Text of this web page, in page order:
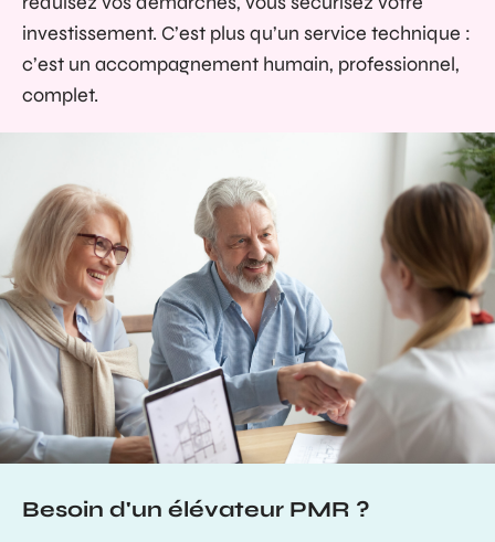
investissement. C’est plus qu’un service technique :
c’est un accompagnement humain, professionnel,
complet.
Besoin d'un élévateur PMR ?